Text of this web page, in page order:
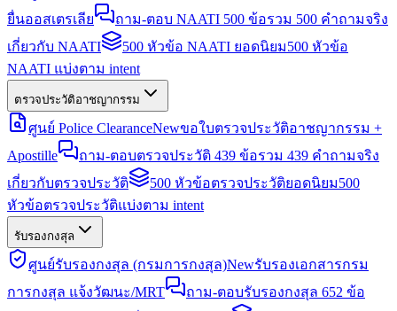
ยื่นออสเตรเลีย
ถาม-ตอบ NAATI 500 ข้อรวม 500 คำถามจริง
เกี่ยวกับ NAATI
500 หัวข้อ NAATI ยอดนิยม500 หัวข้อ
NAATI แบ่งตาม intent
ตรวจประวัติอาชญากรรม
ศูนย์ Police ClearanceNewขอใบตรวจประวัติอาชญากรรม +
Apostille
ถาม-ตอบตรวจประวัติ 439 ข้อรวม 439 คำถามจริง
เกี่ยวกับตรวจประวัติ
500 หัวข้อตรวจประวัติยอดนิยม500
หัวข้อตรวจประวัติแบ่งตาม intent
รับรองกงสุล
ศูนย์รับรองกงสุล (กรมการกงสุล)Newรับรองเอกสารกรม
การกงสุล แจ้งวัฒนะ/MRT
ถาม-ตอบรับรองกงสุล 652 ข้อ